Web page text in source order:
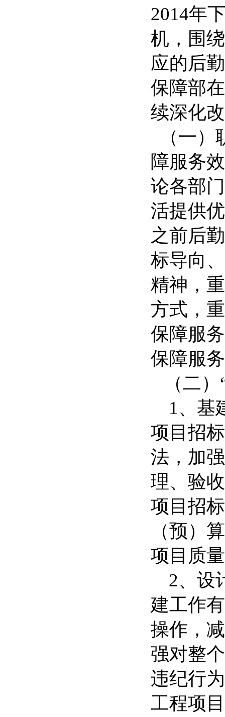
2014年
机，围
应的后
保障部
续深化
（一）
障服务
论各部
活提供
之前后
标导向
精神，
方式，
保障服
保障服
（二）
1、基
项目招
法，加
理、验
项目招
（预）
项目质
2、设
建工作
操作，
强对整
违纪行
工程项